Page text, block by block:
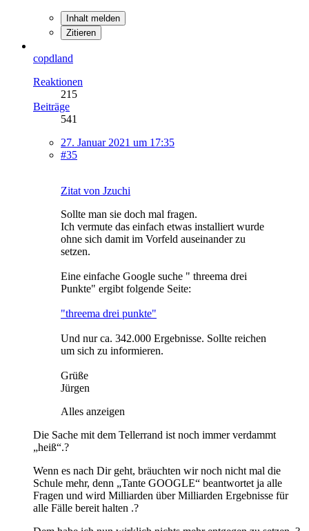
Inhalt melden
Zitieren
copdland
Reaktionen
215
Beiträge
541
27. Januar 2021 um 17:35
#35
Zitat von Jzuchi
Sollte man sie doch mal fragen.
Ich vermute das einfach etwas installiert wurde
ohne sich damit im Vorfeld auseinander zu
setzen.
Eine einfache Google suche " threema drei
Punkte" ergibt folgende Seite:
"threema drei punkte"
Und nur ca. 342.000 Ergebnisse. Sollte reichen
um sich zu informieren.
Grüße
Jürgen
Alles anzeigen
Die Sache mit dem Tellerrand ist noch immer verdammt
„heiß“.?
Wenn es nach Dir geht, bräuchten wir noch nicht mal die
Schule mehr, denn „Tante GOOGLE“ beantwortet ja alle
Fragen und wird Milliarden über Milliarden Ergebnisse für
alle Fälle bereit halten .?